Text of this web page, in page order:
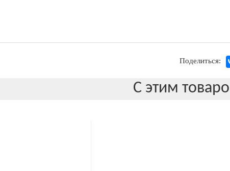
Поделиться:
С этим